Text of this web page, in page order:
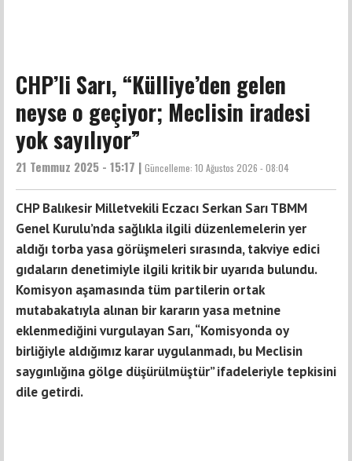
CHP’li Sarı, “Külliye’den gelen
neyse o geçiyor; Meclisin iradesi
yok sayılıyor”
21 Temmuz 2025 - 15:17 | Güncelleme: 10 Ağustos 2026 - 08:04
CHP Balıkesir Milletvekili Eczacı Serkan Sarı TBMM
Genel Kurulu’nda sağlıkla ilgili düzenlemelerin yer
aldığı torba yasa görüşmeleri sırasında, takviye edici
gıdaların denetimiyle ilgili kritik bir uyarıda bulundu.
Komisyon aşamasında tüm partilerin ortak
mutabakatıyla alınan bir kararın yasa metnine
eklenmediğini vurgulayan Sarı, “Komisyonda oy
birliğiyle aldığımız karar uygulanmadı, bu Meclisin
saygınlığına gölge düşürülmüştür” ifadeleriyle tepkisini
dile getirdi.